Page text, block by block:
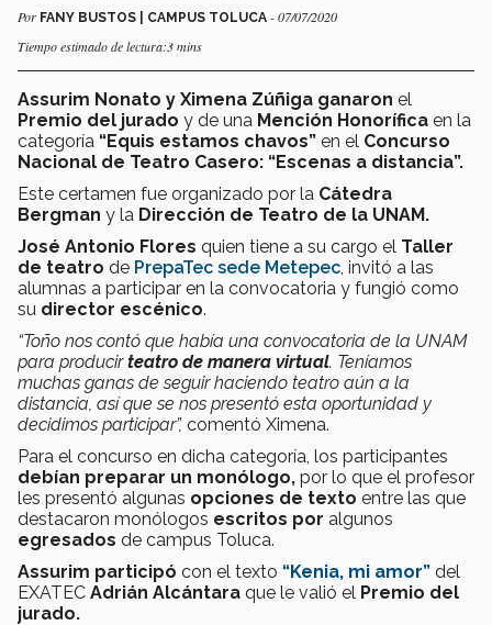
Por FANY BUSTOS | CAMPUS TOLUCA - 07/07/2020
Tiempo estimado de lectura:3 mins
Assurim Nonato y Ximena Zúñiga ganaron el
Premio del jurado y de una Mención Honorífica en la
categoría “Equis estamos chavos” en el Concurso
Nacional de Teatro Casero: “Escenas a distancia”.
Este certamen fue organizado por la Cátedra
Bergman y la Dirección de Teatro de la UNAM.
José Antonio Flores quien tiene a su cargo el Taller
de teatro de PrepaTec sede Metepec , invitó a las
alumnas a participar en la convocatoria y fungió como
su director escénico.
“Toño nos contó que había una convocatoria de la UNAM
para producirteatro de manera virtual. Teníamos
muchas ganas de seguir haciendo teatro aún a la
distancia, así que se nos presentó esta oportunidad y
decidimos participar”, comentó Ximena.
Para el concurso en dicha categoría, los participantes
debían preparar un monólogo, por lo que el profesor
les presentó algunas opciones de texto entre las que
destacaron monólogos escritos por algunos
egresados de campus Toluca.
Assurim participó con el texto “Kenia, mi amor” del
EXATEC Adrián Alcántara que le valió el Premio del
jurado.